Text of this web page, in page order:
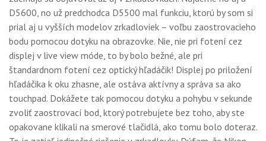
D5600, no už predchodca D5500 mal funkciu, ktorú by som si
prial aj u vyšších modelov zrkadloviek – voľbu zaostrovacieho
bodu pomocou dotyku na obrazovke. Nie, nie pri fotení cez
displej v live view móde, to by bolo bežné, ale pri
štandardnom fotení cez optický hľadáčik! Displej po priložení
hľadáčika k oku zhasne, ale ostáva aktívny a správa sa ako
touchpad. Dokážete tak pomocou dotyku a pohybu v sekunde
zvoliť zaostrovací bod, ktorý potrebujete bez toho, aby ste
opakovane klikali na smerové tlačidlá, ako tomu bolo doteraz.